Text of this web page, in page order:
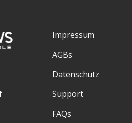
Impressum
AGBs
Datenschutz
Support
FAQs